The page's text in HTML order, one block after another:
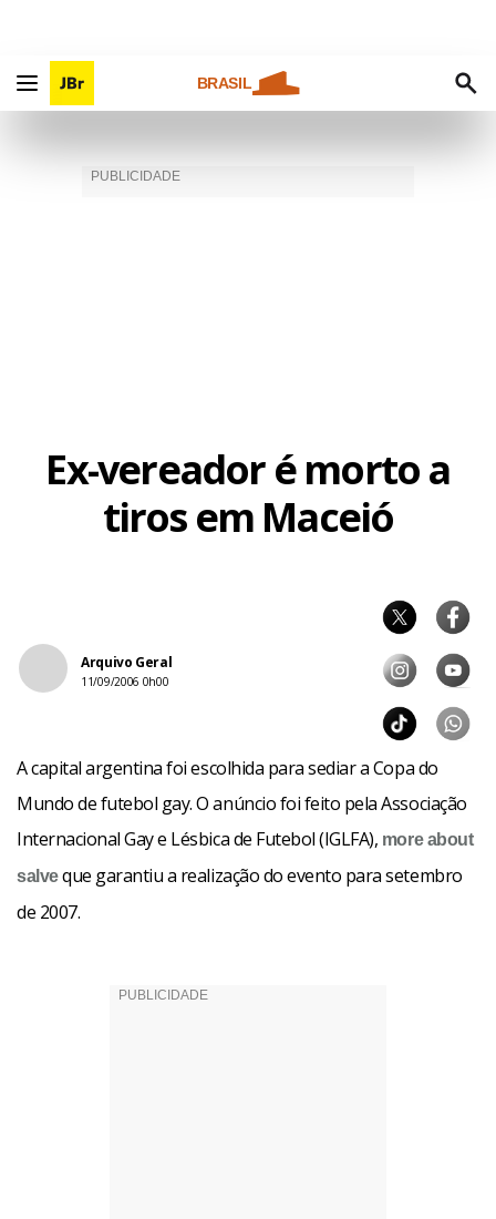
BRASIL
Ex-vereador é morto a
tiros em Maceió
Arquivo Geral
11/09/2006 0h00
A capital argentina foi escolhida para sediar a Copa do
Mundo de futebol gay. O anúncio foi feito pela Associação
Internacional Gay e Lésbica de Futebol (IGLFA), more about
salveque garantiu a realização do evento para setembro
de 2007.